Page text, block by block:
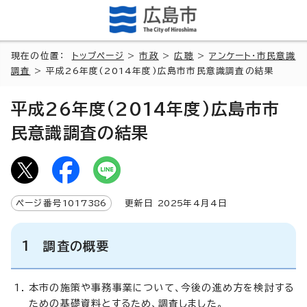
現在の位置： トップページ >市政 >広聴 >アンケート・市民意識
調査
> 平成26年度(2014年度)広島市市民意識調査の結果
平成26年度(2014年度)広島市市
民意識調査の結果
ページ番号 1017386 更新日 2025年4月4日
1 調査の概要
本市の施策や事務事業について、今後の進め方を検討する
ための基礎資料とするため、調査しました。